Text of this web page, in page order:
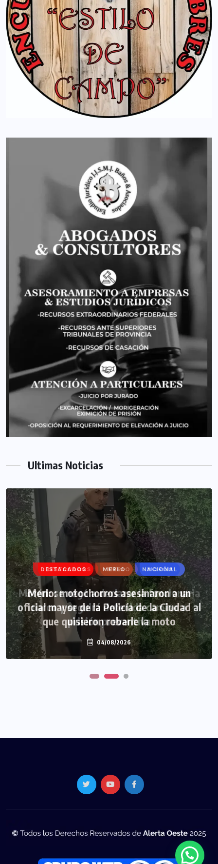
Ultimas Noticias
DESTACADOS MERLO NACIONAL
Merlo: motochorros asesinaron a un
oficial mayor de la Policía de la Ciudad al
que quisieron robarle la moto
04/08/2026
DESTACADOS MERLO MORÓN
Morón: se negó a declarar la funcionaria
narco y seguirá detenida camino a
prisión preventiva
04/08/2026